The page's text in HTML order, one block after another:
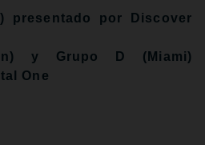
presentado por Discover
y Grupo D (Miami)
One